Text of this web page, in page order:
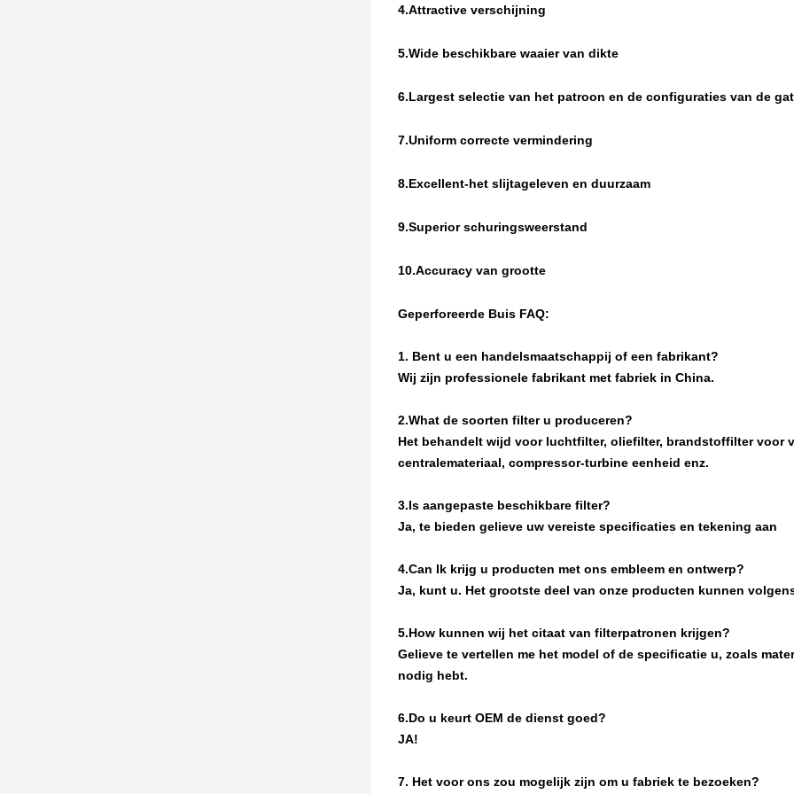
4.Attractive verschijning
5.Wide beschikbare waaier van dikte
6.Largest selectie van het patroon en de configuraties van de
7.Uniform correcte vermindering
8.Excellent-het slijtageleven en duurzaam
9.Superior schuringsweerstand
10.Accuracy van grootte
Geperforeerde Buis FAQ:
1. Bent u een handelsmaatschappij of een fabrikant?
Wij zijn professionele fabrikant met fabriek in China.
2.What de soorten filter u produceren?
Het behandelt wijd voor luchtfilter, oliefilter, brandstoffilter voor
centralemateriaal, compressor-turbine eenheid enz.
3.Is aangepaste beschikbare filter?
Ja, te bieden gelieve uw vereiste specificaties en tekening aan
4.Can Ik krijg u producten met ons embleem en ontwerp?
Ja, kunt u. Het grootste deel van onze producten kunnen
5.How kunnen wij het citaat van filterpatronen krijgen?
Gelieve te vertellen me het model of de specificatie u, zoals
nodig hebt.
6.Do u keurt OEM de dienst goed?
JA!
7. Het voor ons zou mogelijk zijn om u fabriek te bezoeken?